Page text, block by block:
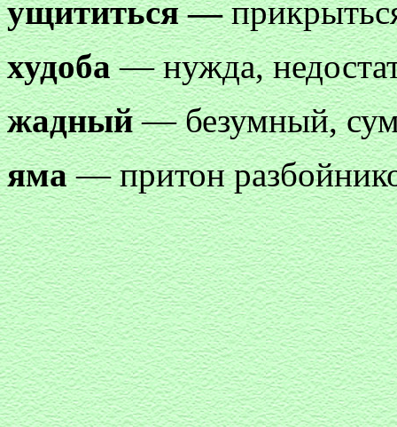
ущититься —
худоба— нужда,
жадный— безумный,
яма— притон